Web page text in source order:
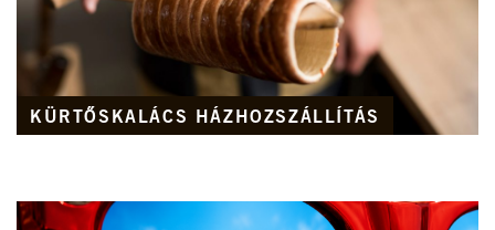
KÜRTŐSKALÁCS HÁZHOZSZÁLLÍTÁS